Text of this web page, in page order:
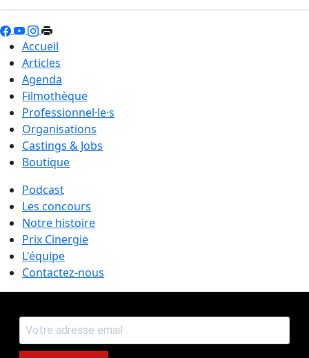
Accueil
Articles
Agenda
Filmothèque
Professionnel·le·s
Organisations
Castings & Jobs
Boutique
Podcast
Les concours
Notre histoire
Prix Cinergie
L'équipe
Contactez-nous